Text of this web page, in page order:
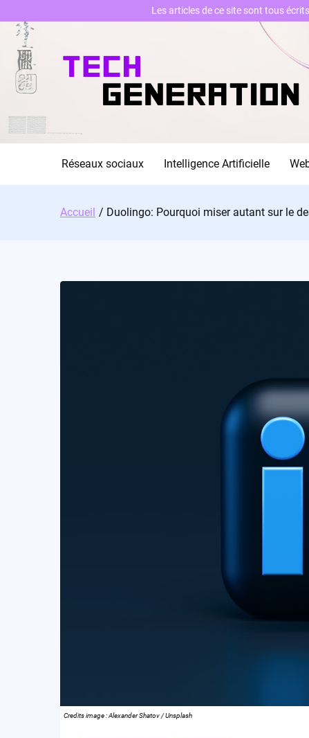
Skip
content
Réseaux sociaux Intelligence Artificielle
Accueil Duolingo: Pourquoi miser autant sur le
Credits image : Alexander Shatov / Unsplash
Les articles de ce site sont tous